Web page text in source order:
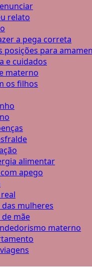
relato
a pega correta
posições para
e cuidados
materno
os filhos
alimentar
apego
mulheres
mãe
materno